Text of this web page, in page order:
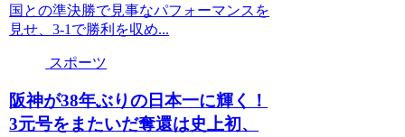
国との準決勝で見事なパフォーマンスを
見せ、3-1で勝利を収め...
スポーツ
阪神が38年ぶりの日本一に輝く！
3元号をまたいだ奪還は史上初、